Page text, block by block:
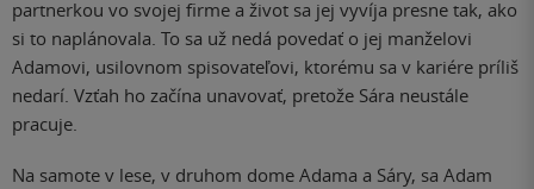
partnerkou vo svojej firme a život sa jej vyvíja presne tak, ako
si to naplánovala. To sa už nedá povedať o jej manželovi
Adamovi, usilovnom spisovateľovi, ktorému sa v kariére príliš
nedarí. Vzťah ho začína unavovať, pretože Sára neustále
pracuje.
Na samote v lese, v druhom dome Adama a Sáry, sa Adam